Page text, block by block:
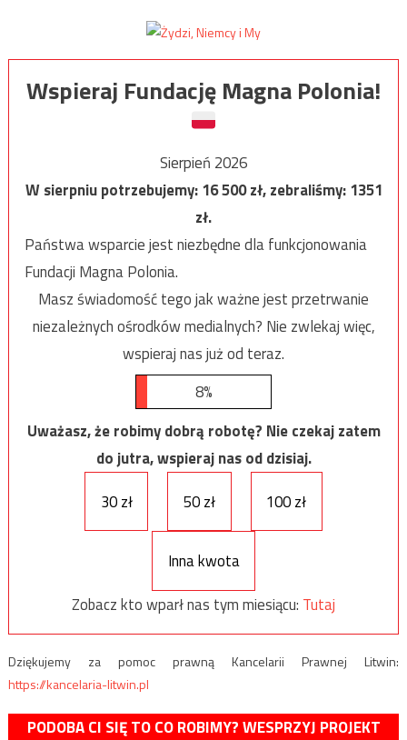
Wspieraj Fundację Magna Polonia!
Sierpień 2026
W sierpniu potrzebujemy:16 500zł, zebraliśmy:1351
zł.
Państwa wsparcie jest niezbędne dla funkcjonowania
Fundacji Magna Polonia.
Masz świadomość tego jak ważne jest przetrwanie
niezależnych ośrodków medialnych? Nie zwlekaj więc,
wspieraj nas już od teraz.
8%
Uważasz, że robimy dobrą robotę? Nie czekaj zatem
do jutra, wspieraj nas od dzisiaj.
30 zł
50 zł 100 zł
Inna kwota
Zobacz kto wparł nas tym miesiącu: Tutaj
Dziękujemy za pomoc prawną Kancelarii Prawnej Litwin:
https://kancelaria-litwin.pl
PODOBA CI SIĘ TO CO ROBIMY? WESPRZYJ PROJEKT